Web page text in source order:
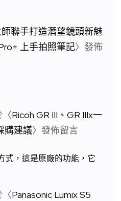
聯手打造潛望鏡頭新魅
上手拍照筆記〉發佈
〈Ricoh GR III、GR IIIx一
購建議〉發佈留言
式，這是原廠的功能，它
〈Panasonic Lumix S5